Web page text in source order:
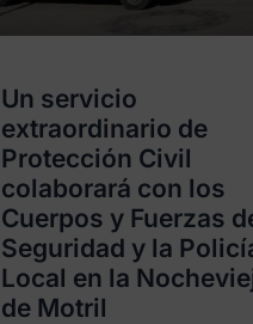
Un servicio
extraordinario de
Protección Civil
colaborará con los
Cuerpos y Fuerzas
Seguridad y la
Local en la
de Motril